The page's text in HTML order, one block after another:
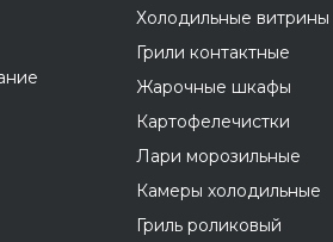
Холодильные витрины
Грили контактные
Жарочные шкафы
Картофелечистки
Лари морозильные
Камеры холодильные
Гриль роликовый